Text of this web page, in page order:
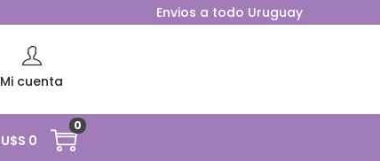
Envios a todo Uruguay
Mi cuenta
U$S 0
0